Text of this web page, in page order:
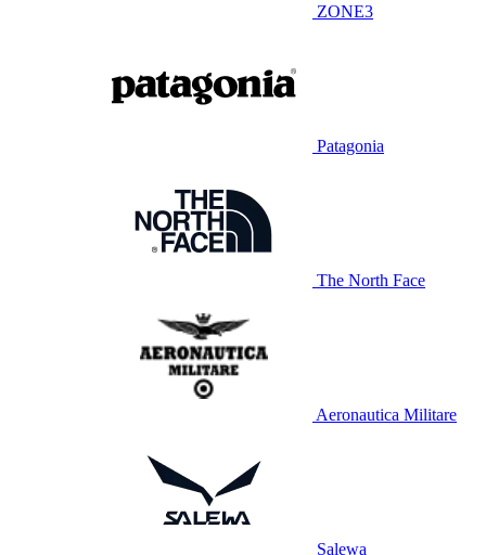
ZONE3
Patagonia
The North Face
Aeronautica Militare
Salewa